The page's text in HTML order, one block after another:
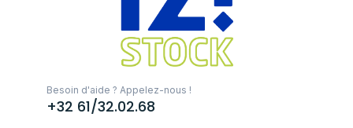
Besoin d'aide ? Appelez-nous !
+32 61/32.02.68